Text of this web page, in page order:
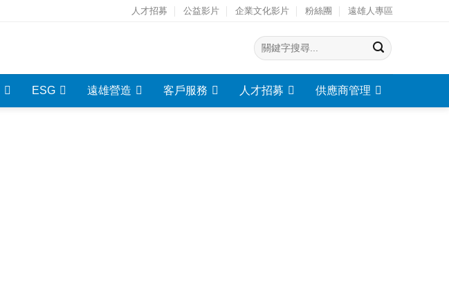
人才招募 公益影片 企業文化影片 粉絲團 遠雄人專區
ESG 遠雄營造 客戶服務 人才招募 供應商管理